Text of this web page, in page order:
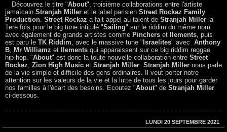
Découvrez le titre "About", troisième collaborations entre l'artiste
jamaïcain Stranjah Miller et le label parisien Street Rockaz Family
Production. Street Rockaz a fait appel au talent de Stranjah Miller la
1ere fois pour le big tune intitulé "Sailing" sur le riddim du même nom
avec également de grands artistes comme Pinchers et Ilements, puis
est paru le TK Riddim, avec le massive tune " Israelites" avec Anthony
B, Mr Williamz et Ilements qui apparaissent sur ce big riddim reggae
hip-hop. "About" est donc la toute nouvelle collaboration entre Street
Rockaz, Zion High Music et Stranjah Miller. Stranjah Miller nous parle
de la vie simple et difficile des gens ordinaires. Il veut porter notre
attention sur les valeurs de la vie et la lutte de tous les jours pour garder
nos familles à l'écart des besoins. Ecoutez "About" de Stranjah Miller
ci-dessous.
LUNDI 20 SEPTEMBRE 2021